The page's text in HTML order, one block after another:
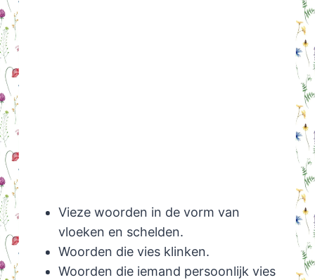
Vieze woorden in de vorm van
vloeken en schelden.
Woorden die vies klinken.
Woorden die iemand persoonlijk vies